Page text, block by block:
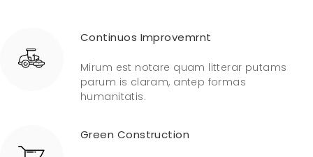
Continuos Improvemrnt
Mirum est notare quam litterar putams
parum is claram, antep formas
humanitatis.
Green Construction